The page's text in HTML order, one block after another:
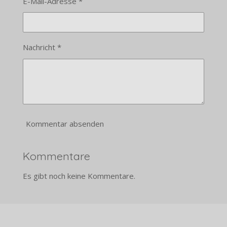
Nachricht *
Kommentar absenden
Kommentare
Es gibt noch keine Kommentare.